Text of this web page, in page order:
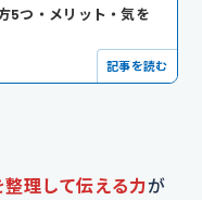
5つ・メリット・気を
記事を読む
理して伝える力が